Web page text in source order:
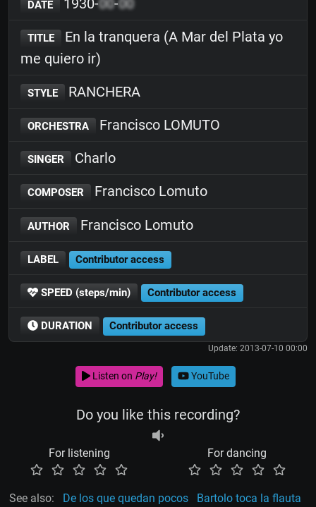
DATE 1930-00-00
TITLE
En la tranquera (A Mar del Plata yo
me quiero ir)
STYLE RANCHERA
ORCHESTRA Francisco LOMUTO
SINGER Charlo
COMPOSER Francisco Lomuto
AUTHOR Francisco Lomuto
LABEL Contributor access
SPEED (steps/min) Contributor access
DURATION Contributor access
Update: 2013-07-10 00:00
Listen on Play! YouTube
Do you like this recording?
For listening For dancing
See also: De los que quedan pocos
Bartolo toca la flauta